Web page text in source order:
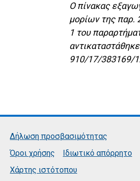
Ο πίνακας
μορίων της παρ.
1 του
910/17/383169/
Δήλωση προσβασιμότητας
Όροι χρήσης
Ιδιωτικό απόρρητο
Χάρτης ιστότοπου